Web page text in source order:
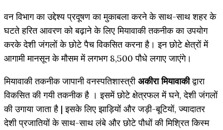
वन विभाग का उद्देश्य प्रदूषण का मुकाबला करने के साथ-साथ शहर के
घटते हरित आवरण को बढ़ाने के लिए मियावाकी तकनीक का उपयोग
करके देशी जंगलों के छोटे पैच विकसित करना है। इन छोटे क्षेत्रों में
आगामी मानसून के मौसम में लगभग 8,500 पौधे लगाए जाएंगे।
मियावाकी तकनीक जापानी वनस्पतिशास्त्रीअकीरा मियावाकीद्वारा
विकसित की गयी तकनीक है । इसमें छोटे क्षेत्रफल में घने, देशी जंगलों
की उगाया जाता है | इसके लिए झाड़ियों और जड़ी-बूटियों, ज्यादातर
देशी प्रजातियों के साथ-साथ लंबे और छोटे पौधों की मिश्रित किस्म